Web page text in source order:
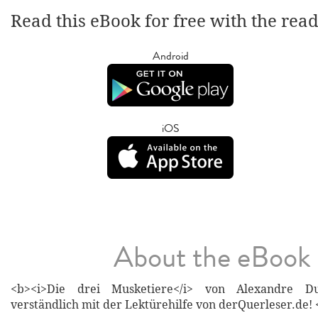
Read this eBook for free with the
Android
iOS
About the eBook
<b><i>Die drei Musketiere</i> von Alexandre
verständlich mit der Lektürehilfe von derQuerleser.de!